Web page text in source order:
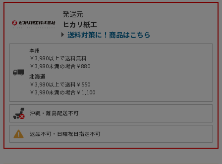
発送元
ヒカリ紙工
送料対策に！商品はこちら
本州
￥3,980以上で送料無料
￥3,980未満の場合￥880
北海道
￥3,980以上で送料￥550
￥3,980未満の場合￥1,100
沖縄・離島配送不可
返品不可・日曜祝日指定不可